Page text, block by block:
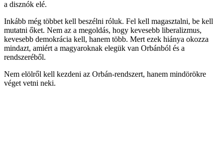
a disznók elé.
Inkább még többet kell beszélni róluk. Fel kell magasztalni, be kell
mutatni őket. Nem az a megoldás, hogy kevesebb liberalizmus,
kevesebb demokrácia kell, hanem több. Mert ezek hiánya okozza
mindazt, amiért a magyaroknak elegük van Orbánból és a
rendszeréből.
Nem elölről kell kezdeni az Orbán-rendszert, hanem mindörökre
véget vetni neki.